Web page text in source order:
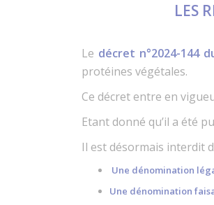
LES
Le décret n°2024-144
protéines végétales.
Ce décret entre en
Etant donné qu’il a été
Il est désormais interdit
Une dénomination
Une dénomination